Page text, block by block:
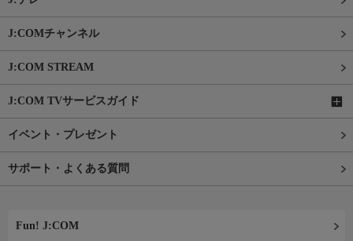
J:COMチャンネル
J:COM STREAM
J:COM TVサービスガイド
イベント・プレゼント
サポート・よくある質問
Fun! J:COM